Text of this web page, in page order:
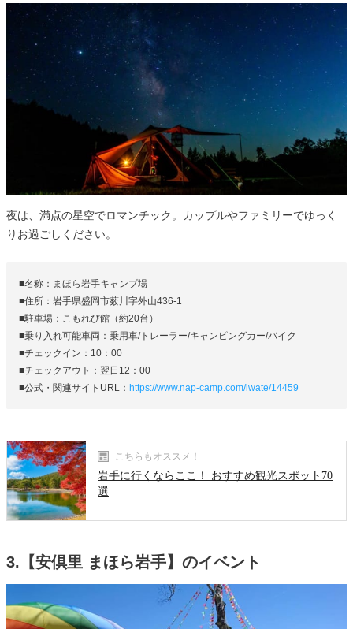
夜は、満点の星空でロマンチック。カップルやファミリーでゆっく
りお過ごしください。
■名称：まほら岩手キャンプ場
■住所：岩手県盛岡市薮川字外山436-1
■駐車場：こもれび館（約20台）
■乗り入れ可能車両：乗用車/トレーラー/キャンピングカー/バイク
■チェックイン：10：00
■チェックアウト：翌日12：00
■公式・関連サイトURL： https://www.nap-camp.com/iwate/14459
こちらもオススメ！
岩手に行くならここ！ おすすめ観光スポット70
選
3.【安倶里 まほら岩手】のイベント